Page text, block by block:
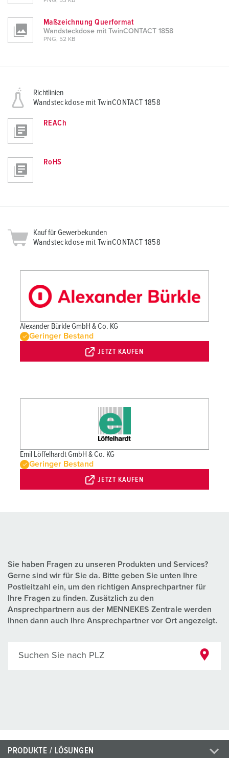
Maßzeichnung Querformat
Wandsteckdose mit TwinCONTACT 1858
PNG, 52 KB
Richtlinien
Wandsteckdose mit TwinCONTACT 1858
REACh
RoHS
Kauf für Gewerbekunden
Wandsteckdose mit TwinCONTACT 1858
Alexander Bürkle GmbH & Co. KG
Geringer Bestand
JETZT KAUFEN
Emil Löffelhardt GmbH & Co. KG
Geringer Bestand
JETZT KAUFEN
Sie haben Fragen zu unseren Produkten und Services?
Gerne sind wir für Sie da. Bitte geben Sie unten Ihre
Postleitzahl ein, um den richtigen Ansprechpartner für
Ihre Fragen zu finden. Zusätzlich zu den
Ansprechpartnern aus der MENNEKES Zentrale werden
Ihnen dann auch Ihre Ansprechpartner vor Ort angezeigt.
Suchen Sie nach PLZ
PRODUKTE / LÖSUNGEN